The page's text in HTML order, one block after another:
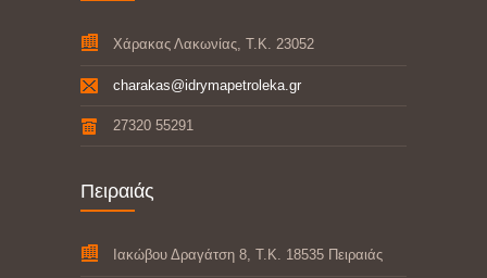
Χάρακας Λακωνίας, Τ.Κ. 23052
charakas@idrymapetroleka.gr
27320 55291
Πειραιάς
Ιακώβου Δραγάτση 8, Τ.Κ. 18535 Πειραιάς